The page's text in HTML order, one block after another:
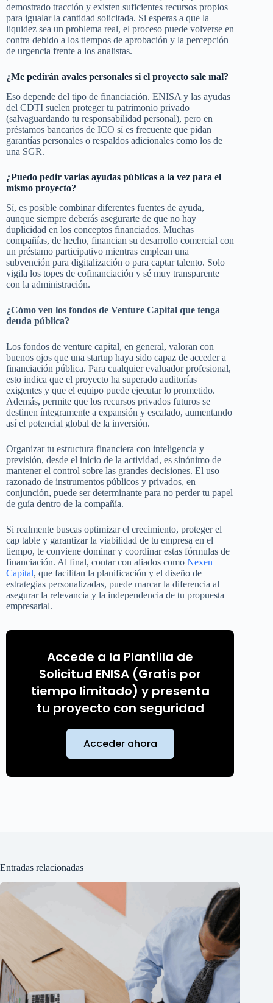
demostrado tracción y existen suficientes recursos propios
para igualar la cantidad solicitada. Si esperas a que la
liquidez sea un problema real, el proceso puede volverse en
contra debido a los tiempos de aprobación y la percepción
de urgencia frente a los analistas.
¿Me pedirán avales personales si el proyecto sale mal?
Eso depende del tipo de financiación. ENISA y las ayudas
del CDTI suelen proteger tu patrimonio privado
(salvaguardando tu responsabilidad personal), pero en
préstamos bancarios de ICO sí es frecuente que pidan
garantías personales o respaldos adicionales como los de
una SGR.
¿Puedo pedir varias ayudas públicas a la vez para el
mismo proyecto?
Sí, es posible combinar diferentes fuentes de ayuda,
aunque siempre deberás asegurarte de que no hay
duplicidad en los conceptos financiados. Muchas
compañías, de hecho, financian su desarrollo comercial con
un préstamo participativo mientras emplean una
subvención para digitalización o para captar talento. Solo
vigila los topes de cofinanciación y sé muy transparente
con la administración.
¿Cómo ven los fondos de Venture Capital que tenga
deuda pública?
Los fondos de venture capital, en general, valoran con
buenos ojos que una startup haya sido capaz de acceder a
financiación pública. Para cualquier evaluador profesional,
esto indica que el proyecto ha superado auditorías
exigentes y que el equipo puede ejecutar lo prometido.
Además, permite que los recursos privados futuros se
destinen íntegramente a expansión y escalado, aumentando
así el potencial global de la inversión.
Organizar tu estructura financiera con inteligencia y
previsión, desde el inicio de la actividad, es sinónimo de
mantener el control sobre las grandes decisiones. El uso
razonado de instrumentos públicos y privados, en
conjunción, puede ser determinante para no perder tu papel
de guía dentro de la compañía.
Si realmente buscas optimizar el crecimiento, proteger el
cap table y garantizar la viabilidad de tu empresa en el
tiempo, te conviene dominar y coordinar estas fórmulas de
financiación. Al final, contar con aliados como Nexen
Capital, que facilitan la planificación y el diseño de
estrategias personalizadas, puede marcar la diferencia al
asegurar la relevancia y la independencia de tu propuesta
empresarial.
Accede a la Plantilla de
Solicitud ENISA (Gratis por
tiempo limitado) y presenta
tu proyecto con seguridad
Acceder ahora
Entradas relacionadas